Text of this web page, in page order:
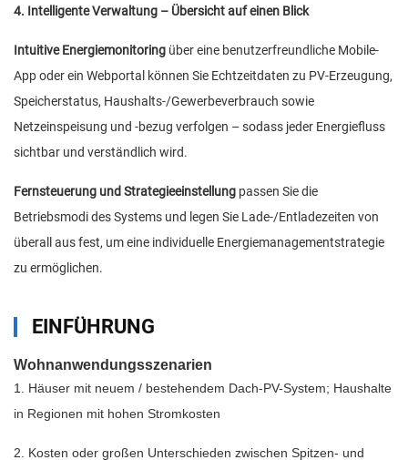
4. Intelligente Verwaltung – Übersicht auf einen Blick
Intuitive Energiemonitoring über eine benutzerfreundliche Mobile-
App oder ein Webportal können Sie Echtzeitdaten zu PV-Erzeugung,
Speicherstatus, Haushalts-/Gewerbeverbrauch sowie
Netzeinspeisung und -bezug verfolgen – sodass jeder Energiefluss
sichtbar und verständlich wird.
Fernsteuerung und Strategieeinstellung passen Sie die
Betriebsmodi des Systems und legen Sie Lade-/Entladezeiten von
überall aus fest, um eine individuelle Energiemanagementstrategie
zu ermöglichen.
EINFÜHRUNG
Wohnanwendungsszenarien
1. Häuser mit neuem / bestehendem Dach-PV-System; Haushalte
in Regionen mit hohen Stromkosten
2. Kosten oder großen Unterschieden zwischen Spitzen- und